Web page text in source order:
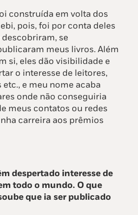
construída em volta dos
pois, foi por conta deles
se
meus livros. Além
si, eles dão visibilidade e
o interesse de leitores,
etc., e meu nome acaba
onde não conseguiria
meus contatos ou redes
carreira aos prêmios
despertado interesse de
todo o mundo. O que
que ia ser publicado